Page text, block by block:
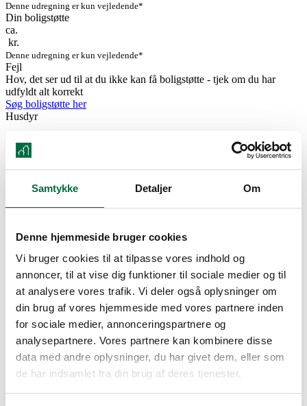
Samtykke Detaljer Om
Denne hjemmeside bruger cookies
Vi bruger cookies til at tilpasse vores indhold og
annoncer, til at vise dig funktioner til sociale medier og til
at analysere vores trafik. Vi deler også oplysninger om
din brug af vores hjemmeside med vores partnere inden
for sociale medier, annonceringspartnere og
analysepartnere. Vores partnere kan kombinere disse
data med andre oplysninger, du har givet dem, eller som
de har indsamlet fra din brug af deres tjenester.
Denne udregning er kun vejledende*
Din boligstøtte
ca.
kr.
Denne udregning er kun vejledende*
Fejl
Hov, det ser ud til at du ikke kan få boligstøtte - tjek om du har
udfyldt alt korrekt
Søg boligstøtte her
Husdyr
Ja, med tilladelse
Ja
Findes i lejemålet
Elevator
Cykelparkering
Ja
Ja